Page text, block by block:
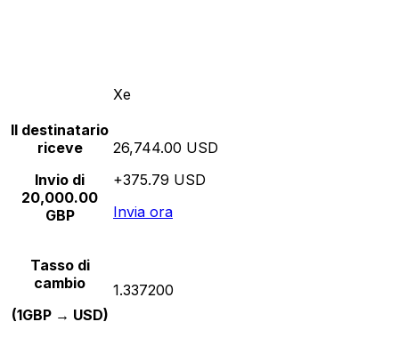
Xe
Il destinatario
riceve
Invio di
20,000.00
GBP
26,744.00 USD
+375.79 USD
Invia ora
Tasso di
cambio
(1GBP → USD)
1.337200